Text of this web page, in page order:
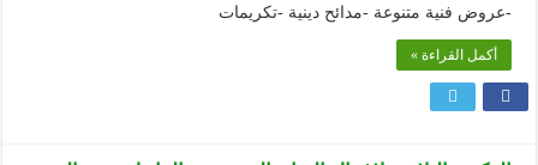
-عروض فنية متنوعة -مدائح دينية -تكريمات
أكمل القراءة »